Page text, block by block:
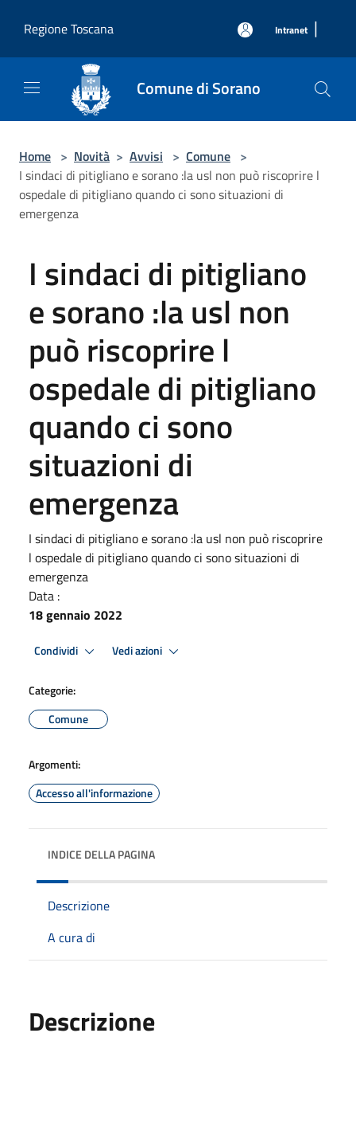
Regione Toscana
Intranet |
Comune di Sorano
Home > Novità > Avvisi > Comune >
I sindaci di pitigliano e sorano :la usl non può riscoprire l
ospedale di pitigliano quando ci sono situazioni di
emergenza
I sindaci di pitigliano
e sorano :la usl non
può riscoprire l
ospedale di pitigliano
quando ci sono
situazioni di
emergenza
I sindaci di pitigliano e sorano :la usl non può riscoprire
l ospedale di pitigliano quando ci sono situazioni di
emergenza
Data :
18 gennaio 2022
Condividi Vedi azioni
Categorie:
Comune
Argomenti:
Accesso all'informazione
INDICE DELLA PAGINA
Descrizione
A cura di
Descrizione